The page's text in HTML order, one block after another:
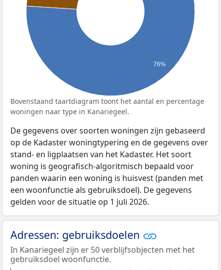
76%
Bovenstaand taartdiagram toont het aantal en percentage
woningen naar type in Kanariegeel.
De gegevens over soorten woningen zijn gebaseerd
op de Kadaster woningtypering en de gegevens over
stand- en ligplaatsen van het Kadaster. Het soort
woning is geografisch-algoritmisch bepaald voor
panden waarin een woning is huisvest (panden met
een woonfunctie als gebruiksdoel). De gegevens
gelden voor de situatie op 1 juli 2026.
Adressen: gebruiksdoelen
In Kanariegeel zijn er 50 verblijfsobjecten met het
gebruiksdoel woonfunctie.